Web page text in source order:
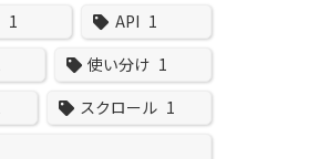
1 API 1
使い分け 1
スクロール 1